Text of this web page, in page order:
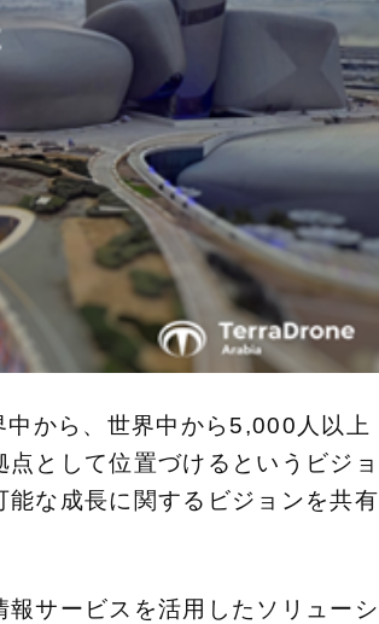
から、世界中から5,000人以上
として位置づけるというビジョ
な成長に関するビジョンを共有
サービスを活用したソリューシ